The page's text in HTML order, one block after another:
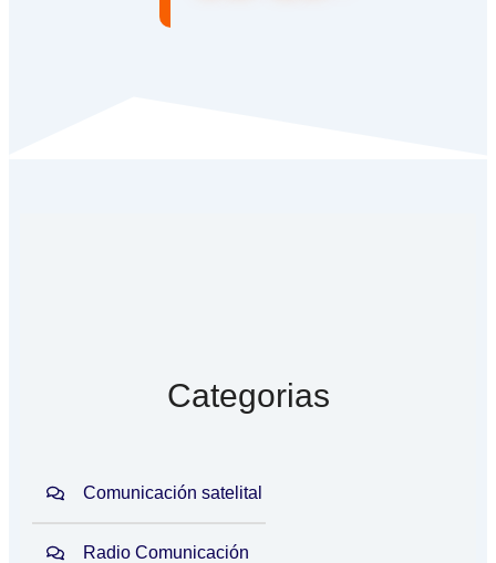
Categorias
Comunicación satelital
Radio Comunicación